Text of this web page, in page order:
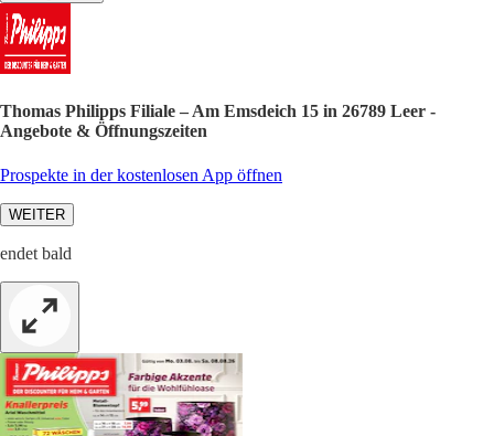
Thomas Philipps Filiale – Am Emsdeich 15 in 26789 Leer -
Angebote & Öffnungszeiten
Prospekte in der kostenlosen App öffnen
WEITER
endet bald